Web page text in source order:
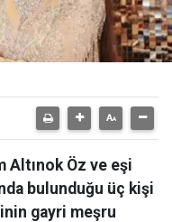
Altınok Öz ve eşi
bulunduğu üç kişi
gayri meşru